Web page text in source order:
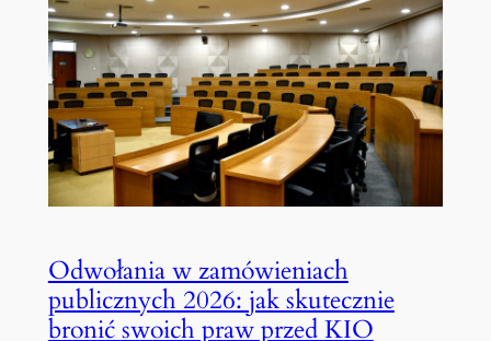
Odwołania w zamówieniach
publicznych 2026: jak skutecznie
bronić swoich praw przed KIO